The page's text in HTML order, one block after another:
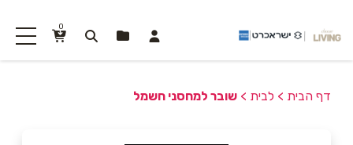
0
דף הבית > לבית > שובר למחסני חשמל